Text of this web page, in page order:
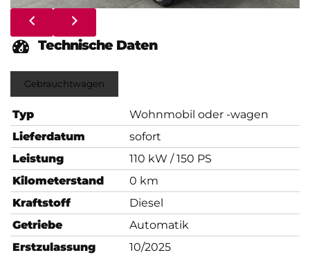
Technische Daten
Gebrauchtwagen
Typ
Wohnmobil oder -wagen
Lieferdatum
sofort
Leistung
110 kW / 150 PS
Kilometerstand
0 km
Kraftstoff
Diesel
Getriebe
Automatik
Erstzulassung
10/2025